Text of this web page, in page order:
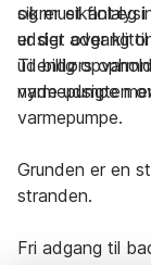
og musikanlæg i
er der adgang
udendørs
nyde udsigten
sikrer et flot
udsigt over
Til billig
varmepumpe
varmepumpe.
Grunden er en
stranden.
Fri adgang til